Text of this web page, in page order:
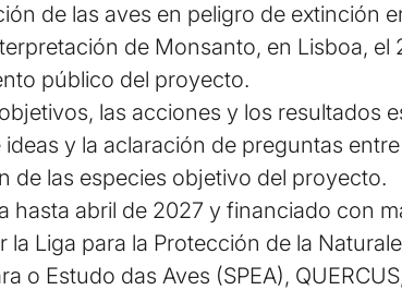
de las aves en peligro de extinción
de Monsanto, en Lisboa,
público del proyecto.
las acciones y los resultados
y la aclaración de preguntas
de las especies objetivo del proyecto.
hasta abril de 2027 y financiado con
Liga para la Protección de la
o Estudo das Aves (SPEA),